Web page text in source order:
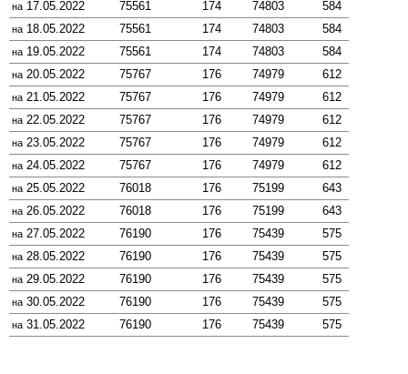
на 17.05.2022 75561 174 74803 584
на 18.05.2022 75561 174 74803 584
на 19.05.2022 75561 174 74803 584
на 20.05.2022 75767 176 74979 612
на 21.05.2022 75767 176 74979 612
на 22.05.2022 75767 176 74979 612
на 23.05.2022 75767 176 74979 612
на 24.05.2022 75767 176 74979 612
на 25.05.2022 76018 176 75199 643
на 26.05.2022 76018 176 75199 643
на 27.05.2022 76190 176 75439 575
на 28.05.2022 76190 176 75439 575
на 29.05.2022 76190 176 75439 575
на 30.05.2022 76190 176 75439 575
на 31.05.2022 76190 176 75439 575